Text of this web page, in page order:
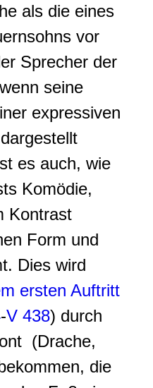
als die eines
vor
Sprecher der
seine
expressiven
dargestellt
es auch, wie
Komödie,
Kontrast
Form und
Dies wird
ersten Auftritt
-V 438) durch
(Drache,
die